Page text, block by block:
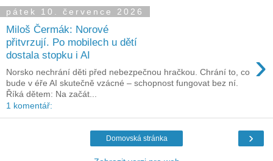
pátek 10. července 2026
Miloš Čermák: Norové
přitvrzují. Po mobilech u dětí
dostala stopku i AI
›
Norsko nechrání děti před nebezpečnou hračkou. Chrání to, co
bude v éře AI skutečně vzácné – schopnost fungovat bez ní.
Říká dětem: Na začát...
1 komentář:
›
Domovská stránka